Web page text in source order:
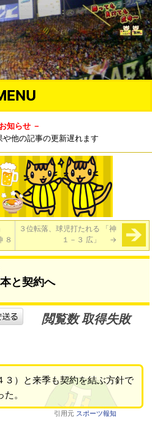
知らせ －
や他の記事の更新遅れます
８
３位転落、球児打たれる 「神
１－３ 広」 →
と契約へ
閲覧数 取得失敗
３）と来季も契約を結ぶ方針で
。
引用元 スポーツ報知